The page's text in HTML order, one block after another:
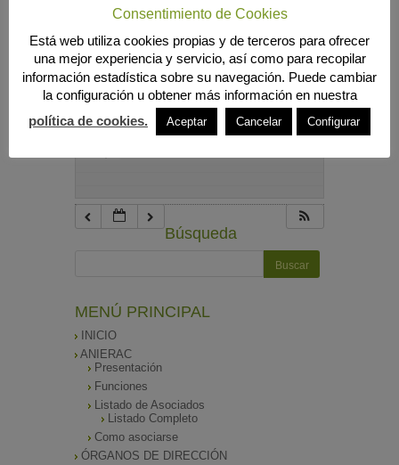
9:00 pm
10:00 pm
Búsqueda
MENÚ PRINCIPAL
INICIO
ANIERAC
Presentación
Funciones
Listado de Asociados
Listado Completo
Como asociarse
ÓRGANOS DE DIRECCIÓN
Consentimiento de Cookies
Está web utiliza cookies propias y de terceros para ofrecer
una mejor experiencia y servicio, así como para recopilar
información estadística sobre su navegación. Puede cambiar
la configuración u obtener más información en nuestra
política de cookies.
Aceptar Cancelar Configurar